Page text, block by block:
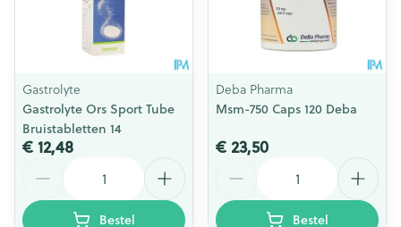
Gastrolyte
Gastrolyte Ors Sport Tube
Bruistabletten 14
€ 12,48
Bestel
Deba Pharma
Msm-750 Caps 120 Deba
€ 23,50
Bestel